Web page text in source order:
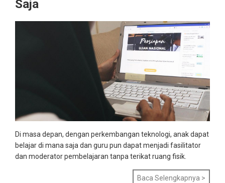
Saja
Di masa depan, dengan perkembangan teknologi, anak dapat
belajar di mana saja dan guru pun dapat menjadi fasilitator
dan moderator pembelajaran tanpa terikat ruang fisik.
Baca Selengkapnya >